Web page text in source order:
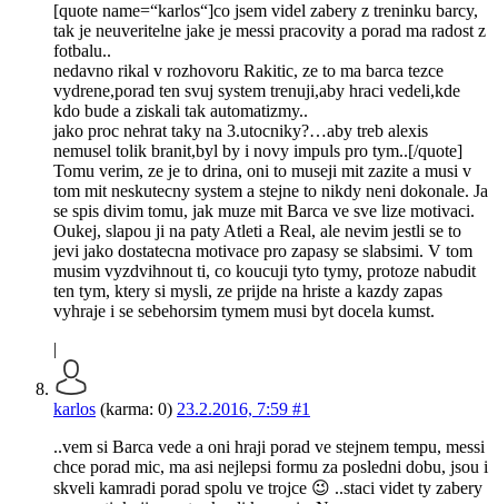
[quote name=“karlos“]co jsem videl zabery z treninku barcy,
tak je neuveritelne jake je messi pracovity a porad ma radost z
fotbalu..
nedavno rikal v rozhovoru Rakitic, ze to ma barca tezce
vydrene,porad ten svuj system trenuji,aby hraci vedeli,kde
kdo bude a ziskali tak automatizmy..
jako proc nehrat taky na 3.utocniky?…aby treb alexis
nemusel tolik branit,byl by i novy impuls pro tym..[/quote]
Tomu verim, ze je to drina, oni to museji mit zazite a musi v
tom mit neskutecny system a stejne to nikdy neni dokonale. Ja
se spis divim tomu, jak muze mit Barca ve sve lize motivaci.
Oukej, slapou ji na paty Atleti a Real, ale nevim jestli se to
jevi jako dostatecna motivace pro zapasy se slabsimi. V tom
musim vyzdvihnout ti, co koucuji tyto tymy, protoze nabudit
ten tym, ktery si mysli, ze prijde na hriste a kazdy zapas
vyhraje i se sebehorsim tymem musi byt docela kumst.
|
karlos (karma: 0) 23.2.2016, 7:59 #1
..vem si Barca vede a oni hraji porad ve stejnem tempu, messi
chce porad mic, ma asi nejlepsi formu za posledni dobu, jsou i
skveli kamradi porad spolu ve trojce 😉 ..staci videt ty zabery